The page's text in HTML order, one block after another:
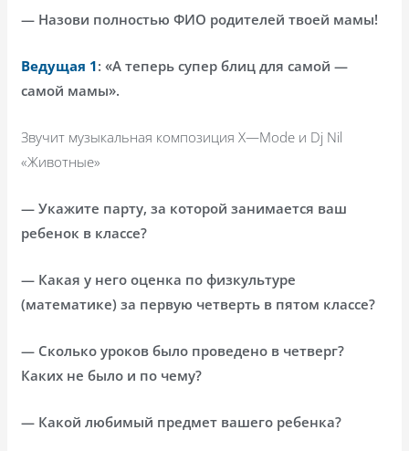
— Назови полностью ФИО родителей твоей мамы!
Ведущая 1: «А теперь супер блиц для самой —
самой мамы».
Звучит музыкальная композицияX—Mode и Dj Nil
«Животные»
— Укажите парту, за которой занимается ваш
ребенок в классе?
— Какая у него оценка по физкультуре
(математике) за первую четверть в пятом классе?
— Сколько уроков было проведено в четверг?
Каких не было и по чему?
— Какой любимый предмет вашего ребенка?